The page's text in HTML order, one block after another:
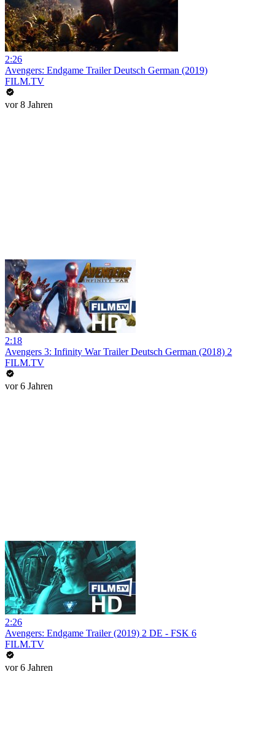
2:26
Avengers: Endgame Trailer Deutsch German (2019)
FILM.TV
vor 8 Jahren
2:18
Avengers 3: Infinity War Trailer Deutsch German (2018) 2
FILM.TV
vor 6 Jahren
2:26
Avengers: Endgame Trailer (2019) 2 DE - FSK 6
FILM.TV
vor 6 Jahren